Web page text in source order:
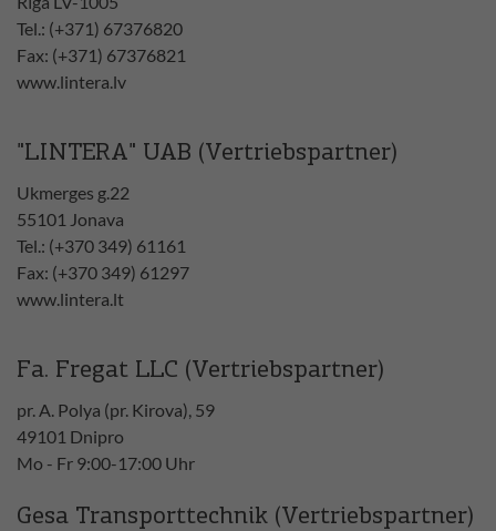
Tel.: (+371) 67376820
Fax: (+371) 67376821
www.lintera.lv
"LINTERA" UAB (Vertriebspartner)
Ukmerges g.22
55101 Jonava
Tel.: (+370 349) 61161
Fax: (+370 349) 61297
www.lintera.lt
Fa. Fregat LLC (Vertriebspartner)
pr. A. Polya (pr. Kirova), 59
49101 Dnipro
Mo - Fr 9:00-17:00 Uhr
Gesa Transporttechnik (Vertriebspartner)